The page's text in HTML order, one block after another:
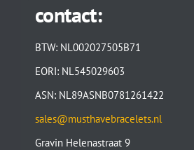
contact:
BTW: NL002027505B71
EORI: NL545029603
ASN: NL89ASNB0781261422
sales@musthavebracelets.nl
Gravin Helenastraat 9